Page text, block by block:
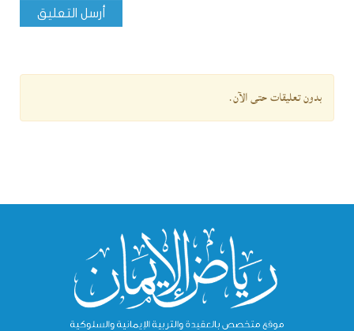
أرسل التعليق
بدون تعليقات حتى الآن.